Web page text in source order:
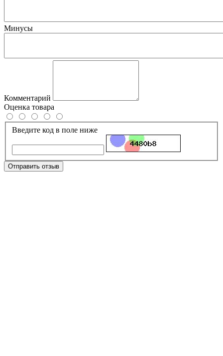
Минусы
Комментарий
Оценка товара
Введите код в поле ниже
Отправить отзыв